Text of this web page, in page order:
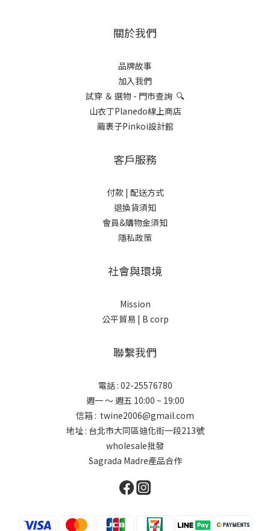
關於我們
品牌故事
加入我們
試穿 ＆ 選物 - 門市查詢 🔍
山衣丁Planedo線上商店
繭裹子Pinkoi設計館
客戶服務
付款 | 配送方式
退換貨須知
會員&購物金須知
隱私政策
社會與環境
Mission
公平貿易 | B corp
聯繫我們
電話 : 02-25576780
週一 ～ 週五 10:00 ~ 19:00
信箱 : twine2006@gmail.com
地址 : 台北市大同區迪化街一段213號
wholesale批發
Sagrada Madre產品合作